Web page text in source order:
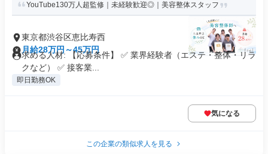
YouTube130万人超監修｜未経験歓迎◎｜美容整体スタッフ
東京都渋谷区恵比寿西
月給28万円～45万円
求める人材: 【応募条件】 ✅ 業界経験者（エステ・整体・リラ
クなど） ✅ 接客業...
即日勤務OK
気になる
この企業の類似求人を見る